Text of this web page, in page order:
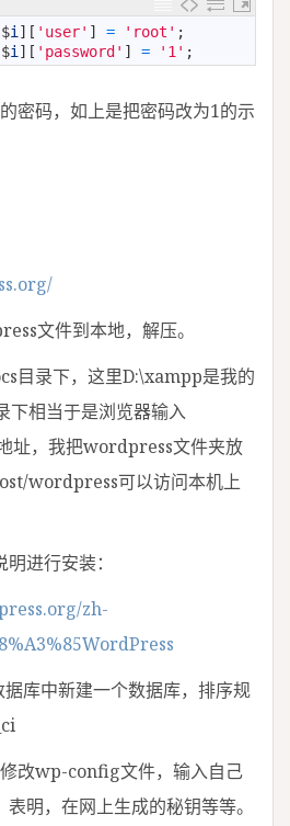
$i ] [ 'user' ] = 'root' ;
$i ] [ 'password' ] = '1' ;
密码，如上是把密码改为1的示
文件到本地，解压。
目录下，这里D:\xampp是我的
下相当于是浏览器输入
址，我把wordpress文件夹放
wordpress可以访问本机上
进行安装：
zh-
库中新建一个数据库，排序规
改wp-config文件，输入自己
明，在网上生成的秘钥等等。